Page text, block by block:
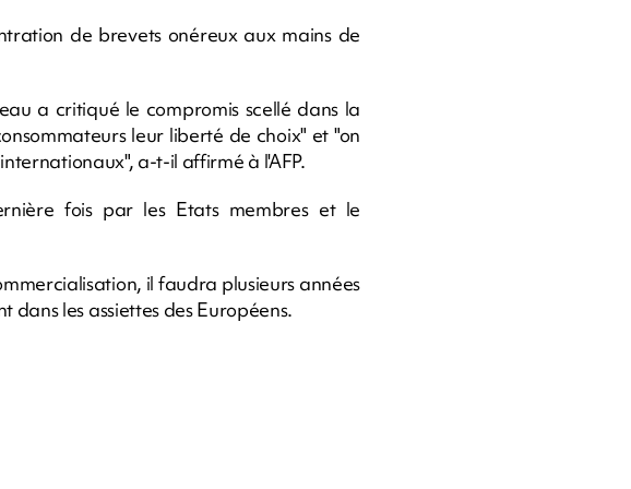
de brevets onéreux aux mains de
a critiqué le compromis scellé dans la
leur liberté de choix" et "on
a-t-il affirmé à l'AFP.
fois par les Etats membres et le
il faudra plusieurs années
les assiettes des Européens.